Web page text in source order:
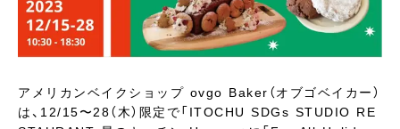
アメリカンベイクショップ ovgo Baker（オブゴベイカー）
は、12/15〜28（木）限定で「ITOCHU SDGs STUDIO RE